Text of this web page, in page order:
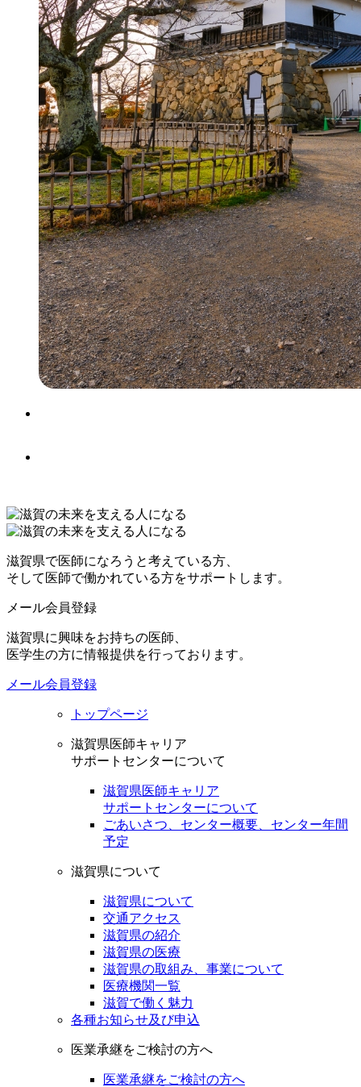
滋賀県で医師になろうと考えている方、
そして医師で働かれている方をサポートします。
メール会員登録
滋賀県に興味をお持ちの医師、
医学生の方に情報提供を行っております。
メール会員登録
トップページ
滋賀県医師キャリア
サポートセンターについて
滋賀県医師キャリア
サポートセンターについて
ごあいさつ、センター概要、センター年間
予定
滋賀県について
滋賀県について
交通アクセス
滋賀県の紹介
滋賀県の医療
滋賀県の取組み、事業について
医療機関一覧
滋賀で働く魅力
各種お知らせ及び申込
医業承継をご検討の方へ
医業承継をご検討の方へ